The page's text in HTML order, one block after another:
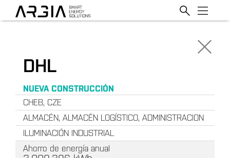
DHL
NUEVA CONSTRUCCIÓN
CHEB, CZE
ALMACÉN, ALMACÉN LOGÍSTICO, ADMINISTRACION
ILUMINACIÓN INDUSTRIAL
Ahorro de energía anual